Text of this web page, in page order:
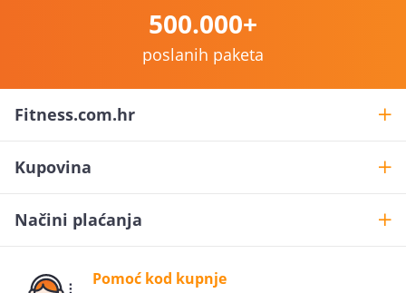
500.000+
poslanih paketa
Fitness.com.hr
Kupovina
Načini plaćanja
Pomoć kod kupnje